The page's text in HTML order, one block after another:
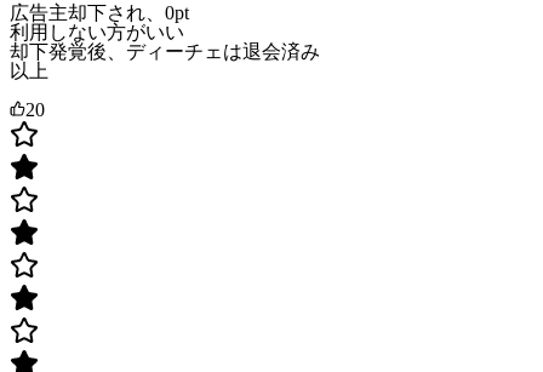
広告主却下され、0pt
利用しない方がいい
却下発覚後、ディーチェは退会済み
以上
20